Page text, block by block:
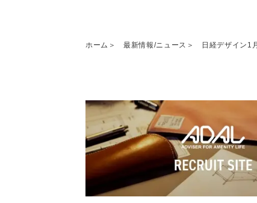
ホーム 最新情報/ニュース 日経デザイン1